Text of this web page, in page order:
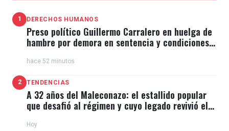
1 DERECHOS HUMANOS
Preso político Guillermo Carralero en huelga de
hambre por demora en sentencia y condiciones
hace 52 minutos
2 TENDENCIAS
A 32 años del Maleconazo: el estallido popular
que desafió al régimen y cuyo legado revivió el
Hoy